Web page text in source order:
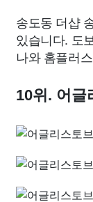
송도동 더샵
있습니다. 도
나와 홈플러
10위. 어글